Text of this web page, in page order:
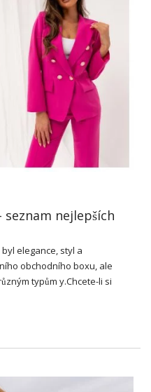
do pastovité, ale jejich
Počátky sahají do 18.
které se skládají z
Tyto sady byly
módy.
sada se stala
ženy. Ve 20. letech 20.
se objevily ké obleky,
a ztracené. V 50. a
se stal …
nejlepších
byl elegance, styl a
obchodního boxu, ale
typům y.Chcete-li si